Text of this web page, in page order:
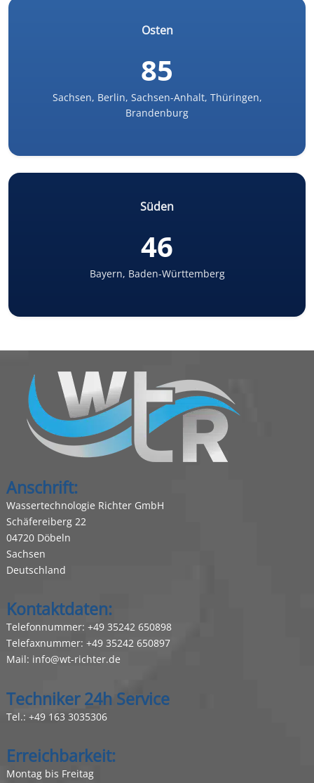
Osten
85
Sachsen, Berlin, Sachsen-Anhalt, Thüringen,
Brandenburg
Süden
46
Bayern, Baden-Württemberg
Anschrift:
Wassertechnologie Richter GmbH
Schäfereiberg 22
04720 Döbeln
Sachsen
Deutschland
Kontaktdaten:
Telefonnummer: +49 35242 650898
Telefaxnummer: +49 35242 650897
Mail: info@wt-richter.de
Techniker 24h Service
Tel.: +49 163 3035306
Erreichbarkeit:
Montag bis Freitag